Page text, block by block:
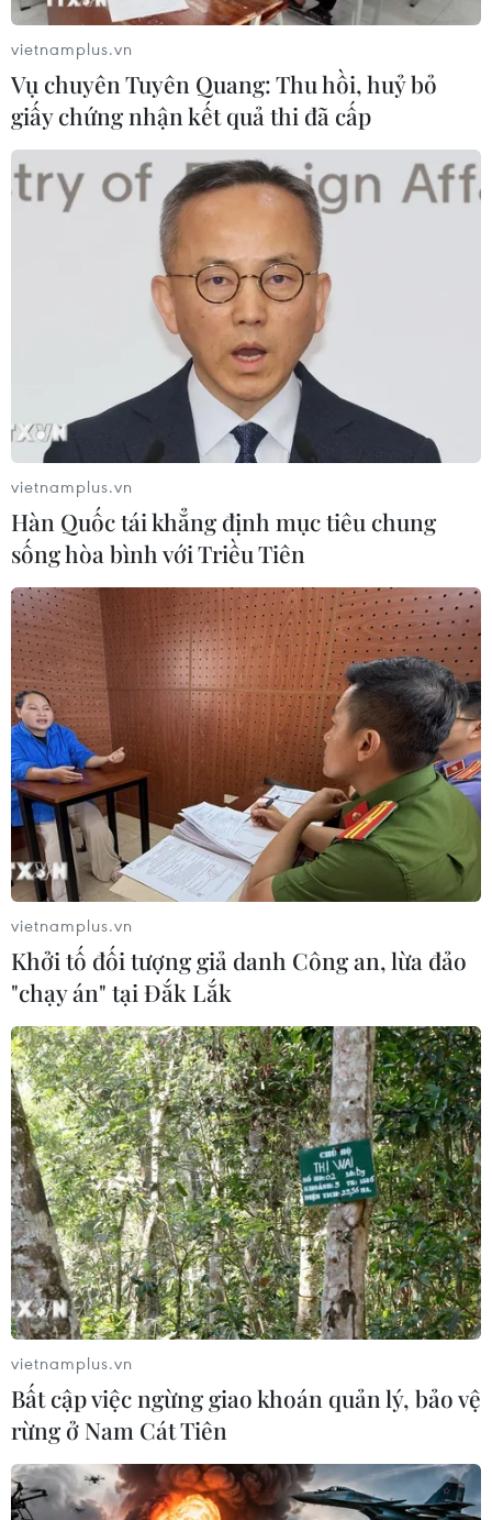
TIN LIÊN QUAN
Đường phố "cuộn sóng" do động đất lớn
tại Nhật Bản
02/01/2024 01:28
Một người đi đường (@mmmin726) đã ghi lại được
cảnh đường phố "cuộn sóng" do động đất có độ lớn 7,6
tại miền Trung Nhật Bản hôm 1/1/2024.
Động đất tại Nhật Bản: Xác nhận ít nhất 4
người thiệt mạng
02/01/2024 00:51
Theo hãng tin Kyodo, chính quyền tỉnh Ishikawa xác
nhận số người thiệt mạng hiện là ít nhất 4 người, trong
khi đó có khoảng 30 người bị thương tại đây và các tỉnh
khác.
vietnamplus.vn
Vụ chuyên Tuyên Quang: Thu hồi, huỷ bỏ
giấy chứng nhận kết quả thi đã cấp
vietnamplus.vn
Hàn Quốc tái khẳng định mục tiêu chung
sống hòa bình với Triều Tiên
vietnamplus.vn
Khởi tố đối tượng giả danh Công an, lừa đảo
"chạy án" tại Đắk Lắk
vietnamplus.vn
Bất cập việc ngừng giao khoán quản lý, bảo vệ
rừng ở Nam Cát Tiên